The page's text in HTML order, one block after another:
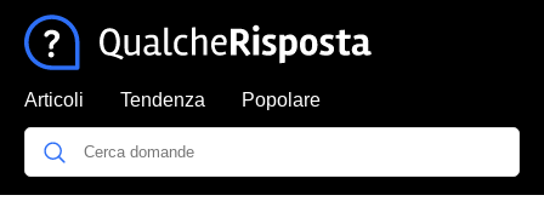
Articoli Tendenza Popolare